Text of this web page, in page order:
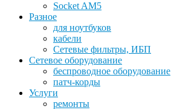
Socket AM5
Разное
для ноутбуков
кабели
Сетевые фильтры, ИБП
Сетевое оборудование
беспроводное оборудование
патч-корды
Услуги
ремонты